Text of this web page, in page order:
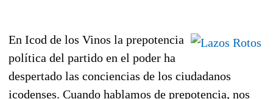
En Icod de los Vinos la prepotencia
política del partido en el poder ha
despertado las conciencias de los ciudadanos
icodenses. Cuando hablamos de prepotencia, nos